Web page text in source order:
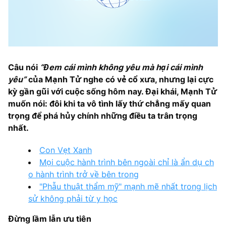
Câu nói “Đem cái mình không yêu mà hại cái mình
yêu”của Mạnh Tử nghe có vẻ cổ xưa, nhưng lại cực
kỳ gần gũi với cuộc sống hôm nay. Đại khái, Mạnh Tử
muốn nói: đôi khi ta vô tình lấy thứ chẳng mấy quan
trọng để phá hủy chính những điều ta trân trọng
nhất.
Con Vẹt Xanh
Mọi cuộc hành trình bên ngoài chỉ là ẩn dụ ch
o hành trình trở về bên trong
"Phẫu thuật thẩm mỹ" mạnh mẽ nhất trong lịch
sử không phải từ y học
Đừng lầm lẫn ưu tiên